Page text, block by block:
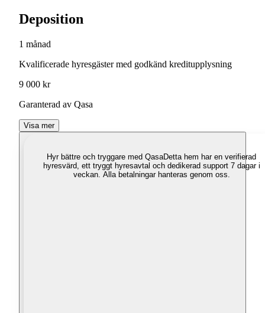
Deposition
1 månad
Kvalificerade hyresgäster med godkänd kreditupplysning
9 000 kr
Garanterad av Qasa
Visa mer
Hyr bättre och tryggare med QasaDetta hem har en verifierad
hyresvärd, ett tryggt hyresavtal och dedikerad support 7 dagar i
veckan. Alla betalningar hanteras genom oss.